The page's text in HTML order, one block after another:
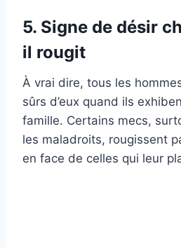
5. Signe de désir
il rougit
À vrai dire, tous les
sûrs d’eux quand ils
famille. Certains mecs,
les maladroits, rougissent
en face de celles qui leur